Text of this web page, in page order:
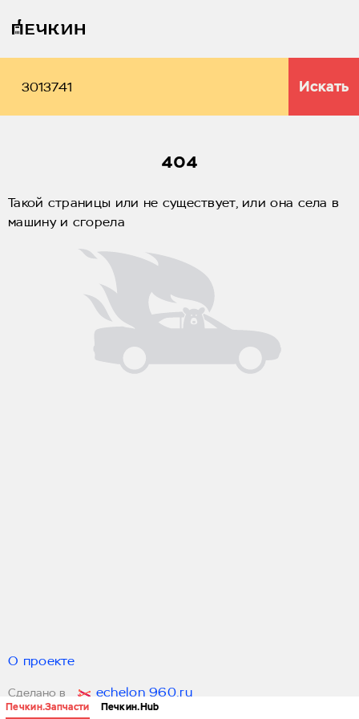
Печкин.Запчасти Печкин.Hub
Искать
404
Такой страницы или не существует, или она села в
машину и сгорела
О проекте
Сделано в echelon 960.ru